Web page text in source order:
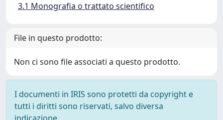
3.1 Monografia o trattato scientifico
File in questo prodotto:
Non ci sono file associati a questo prodotto.
I documenti in IRIS sono protetti da copyright e
tutti i diritti sono riservati, salvo diversa